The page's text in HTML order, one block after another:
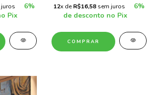
juros
6%
Pix
12x deR$16,58 sem juros
6%
de desconto no Pix
COMPRAR